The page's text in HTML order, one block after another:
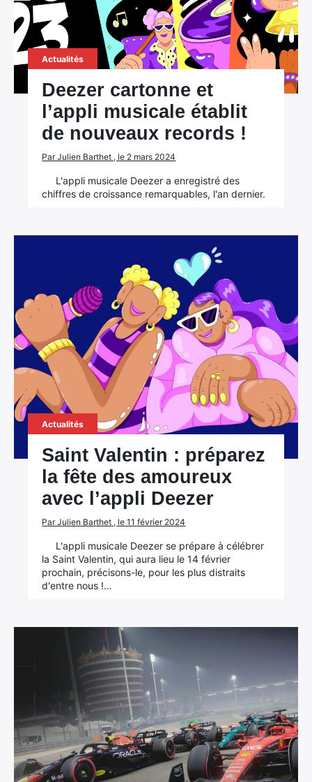
Actualités
Deezer cartonne et
l’appli musicale établit
de nouveaux records !
Par Julien Barthet , le 2 mars 2024
L'appli musicale Deezer a enregistré des
chiffres de croissance remarquables, l'an dernier.
Actualités
Saint Valentin : préparez
la fête des amoureux
avec l’appli Deezer
Par Julien Barthet , le 11 février 2024
L'appli musicale Deezer se prépare à célébrer
la Saint Valentin, qui aura lieu le 14 février
prochain, précisons-le, pour les plus distraits
d'entre nous !…